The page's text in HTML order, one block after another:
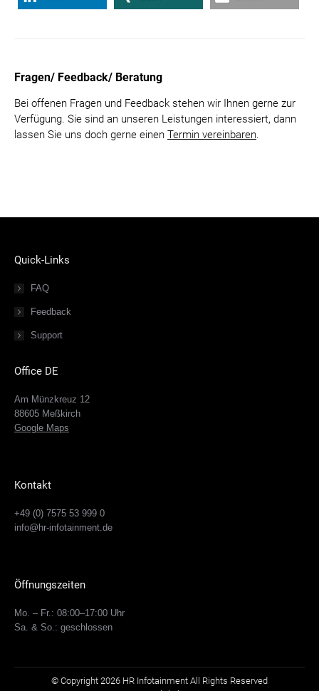
Fragen/ Feedback/ Beratung
Bei offenen Fragen und Feedback stehen wir Ihnen gerne zur
Verfügung. Sie sind an unseren Leistungen interessiert, dann
lassen Sie uns doch gerne einen Termin vereinbaren.
Quick-Links
FAQ
Feedback
Support
Office DE
Am Münzkreuz 12
88605 Meßkirch
Google Maps
Kontakt
+49 (0) 7575 53 999 0
info@hr-infotainment.de
Öffnungszeiten
Mo. – Fr.: 08:00–17:00 Uhr
Sa. & So.: geschlossen
© Copyright 2026 HR Infotainment All Rights Reserved